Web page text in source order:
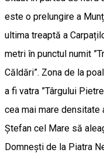
este o prelungire a
ultima treaptă a
metri în punctul numit
Căldări”. Zona de la
a fi vatra ”Târgului
cea mai mare
Ștefan cel Mare să
Domnești de la Piatra